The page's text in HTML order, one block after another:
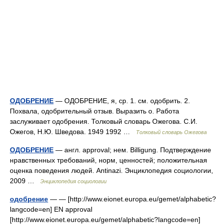
ОДОБРЕНИЕ — ОДОБРЕНИЕ, я, ср. 1. см. одобрить. 2.
Похвала, одобрительный отзыв. Выразить о. Работа
заслуживает одобрения. Толковый словарь Ожегова. С.И.
Ожегов, Н.Ю. Шведова. 1949 1992 …
Толковый словарь Ожегова
ОДОБРЕНИЕ — англ. approval; нем. Billigung. Подтверждение
нравственных требований, норм, ценностей; положительная
оценка поведения людей. Antinazi. Энциклопедия социологии,
2009 …
Энциклопедия социологии
одобрение — — [http://www.eionet.europa.eu/gemet/alphabetic?
langcode=en] EN approval
[http://www.eionet.europa.eu/gemet/alphabetic?langcode=en]